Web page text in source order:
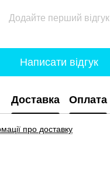
Додайте перший відгук
Написати відгук
Доставка Оплата
про доставку